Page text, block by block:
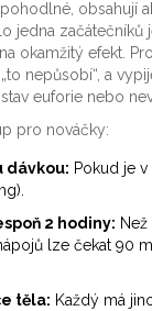
obsahují
jedna
okamžitý efekt.
nepůsobí“, a
euforie nebo
pro nováčky:
dávkou: Pokud je
2 hodiny:
lze čekat 90
těla: Každý má